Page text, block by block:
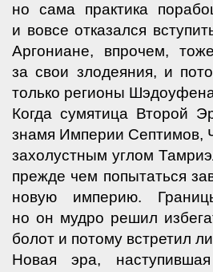
но сама практика
и вовсе отказался
Аргониане, впрочем,
за свои злодеяния, и
только регионы
Когда сумятица Второй
знамя Империи Септимов,
захолустным углом
прежде чем попытаться
новую империю.
но он мудро решил
болот и потому встретил
Новая эра,